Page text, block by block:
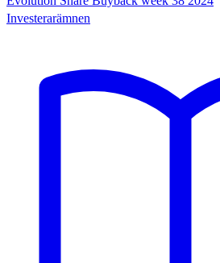
Investerarämnen